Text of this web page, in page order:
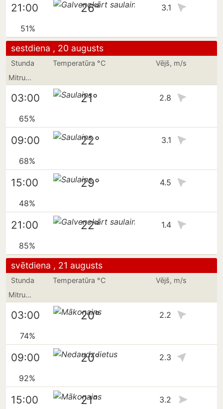
21:00 26° 3.1
51%
sestdiena , 20 augusts
Stunda Temperatūra °C
Vējš, m/s
Mitrums
03:00 21° 2.8
65%
09:00 22° 3.1
68%
15:00 29° 4.5
48%
21:00 22° 1.4
85%
svētdiena , 21 augusts
Stunda Temperatūra °C
Vējš, m/s
Mitrums
03:00 20° 2.2
74%
09:00 20° 2.3
92%
15:00 21° 3.2